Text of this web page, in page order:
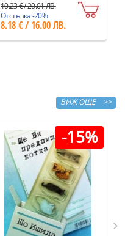
10.23 € / 20.01 ЛВ.
Отстъпка -20%
8.18 € / 16.00 ЛВ.
ВИЖ ОЩЕ >>
-15%